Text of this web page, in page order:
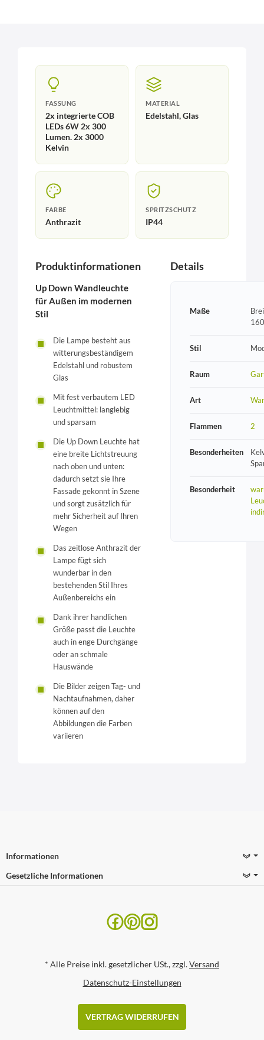
FASSUNG
2x integrierte COB
LEDs 6W 2x 300
Lumen. 2x 3000
Kelvin
MATERIAL
Edelstahl, Glas
FARBE
Anthrazit
SPRITZSCHUTZ
IP44
Produktinformationen
Up Down Wandleuchte
für Außen im modernen
Stil
Die Lampe besteht aus
witterungsbeständigem
Edelstahl und robustem
Glas
Mit fest verbautem LED
Leuchtmittel: langlebig
und sparsam
Die Up Down Leuchte hat
eine breite Lichtstreuung
nach oben und unten:
dadurch setzt sie Ihre
Fassade gekonnt in Szene
und sorgt zusätzlich für
mehr Sicherheit auf Ihren
Wegen
Das zeitlose Anthrazit der
Lampe fügt sich
wunderbar in den
bestehenden Stil Ihres
Außenbereichs ein
Dank ihrer handlichen
Größe passt die Leuchte
auch in enge Durchgänge
oder an schmale
Hauswände
Die Bilder zeigen Tag- und
Nachtaufnahmen, daher
können auf den
Abbildungen die Farben
variieren
Details
Maße
Stil
Raum
Art
Flammen 2
Besonderheiten
Besonderheit
Informationen
Gesetzliche Informationen
* Alle Preise inkl. gesetzlicher USt., zzgl.Versand
Datenschutz-Einstellungen
VERTRAG WIDERRUFEN